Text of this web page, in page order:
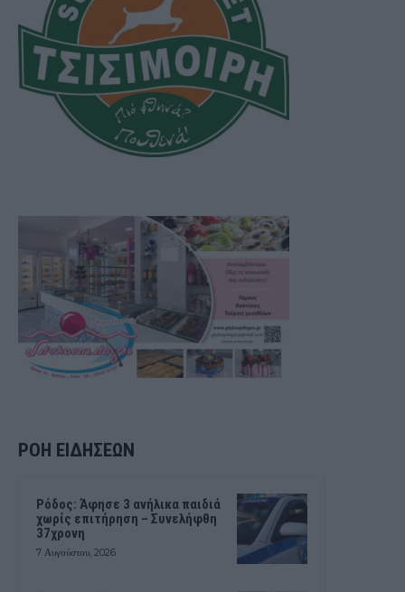
ΡΟΗ ΕΙΔΗΣΕΩΝ
Ρόδος: Άφησε 3 ανήλικα παιδιά
χωρίς επιτήρηση – Συνελήφθη
37χρονη
7 Αυγούστου, 2026